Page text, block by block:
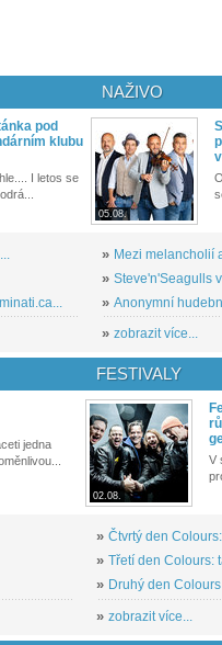
pod
klubu
I letos se
NAŽIVO
05.08.
» Mezi melancholií
» Steve'n'Seagulls
» Anonymní
» zobrazit více...
jedna
FESTIVALY
02.08.
V
» Čtvrtý den
» Třetí den Colours:
» Druhý den
» zobrazit více...